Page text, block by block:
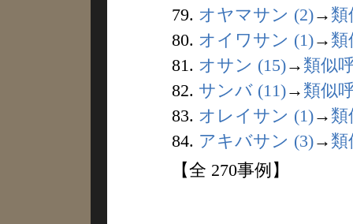
79. オヤマサン (2)→ 類
80. オイワサン (1)→ 類
81. オサン (15)→ 類似
82. サンバ (11)→ 類似
83. オレイサン (1)→ 類
84. アキバサン (3)→ 類
【全 270事例】